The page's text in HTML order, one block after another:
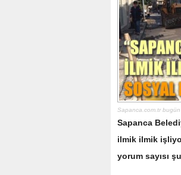
Sapanca.com.tr bugün
Sapanca
ilmik ilmik
yorum sayısı